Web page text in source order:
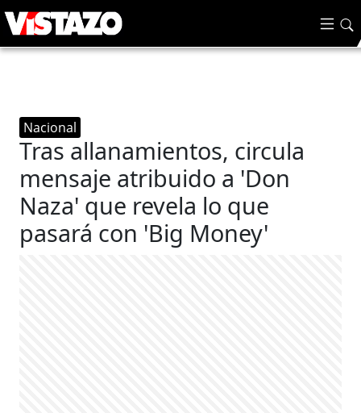
Nacional
Tras allanamientos, circula
mensaje atribuido a 'Don
Naza' que revela lo que
pasará con 'Big Money'